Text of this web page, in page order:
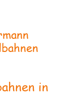
in